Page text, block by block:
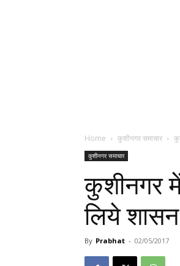
Home कुशीनगर समाचार
कुशीनगर समाचार
कुशीनगर में
लिये
By Prabhat - 02/05/2017